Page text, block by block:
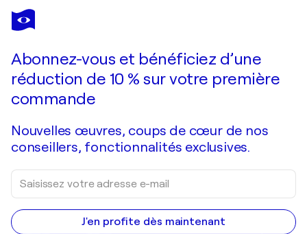
Abonnez-vous et bénéficiez d’une
réduction de 10 % sur votre première
commande
Nouvelles œuvres, coups de cœur de nos
conseillers, fonctionnalités exclusives.
J'en profite dès maintenant